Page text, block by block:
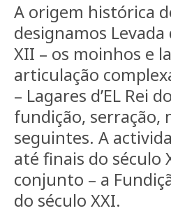
A origem histórica
designamos
XII – os moinhos e
articulação
– Lagares d’EL Rei
fundição, serração,
seguintes. A
até finais do século
conjunto – a
do século XXI.